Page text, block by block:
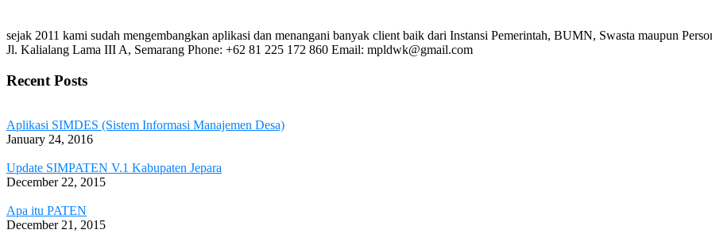
sejak 2011 kami sudah mengembangkan aplikasi dan menangani banyak client baik dari Instansi Pemerintah, BUMN, Swasta maupun
Jl. Kalialang Lama III A, Semarang Phone: +62 81 225 172 860 Email: mpldwk@gmail.com
Recent Posts
Aplikasi SIMDES (Sistem Informasi Manajemen Desa)
January 24, 2016
Update SIMPATEN V.1 Kabupaten Jepara
December 22, 2015
Apa itu PATEN
December 21, 2015